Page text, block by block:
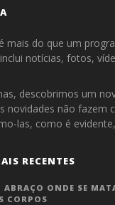
mais do que um
notícias, fotos,
descobrimos um
novidades não fazem
las, como é
RECENTES
ONDE SE
CORPOS